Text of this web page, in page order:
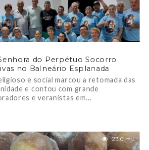
do Perpétuo Socorro
no Balneário Esplanada
e social marcou a retomada das
e contou com grande
e veranistas em...
23.0 mil